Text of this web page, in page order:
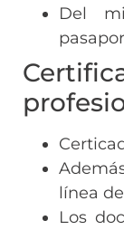
Del
línea
Los